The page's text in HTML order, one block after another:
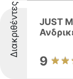
Διακριθέντες
JUST
9